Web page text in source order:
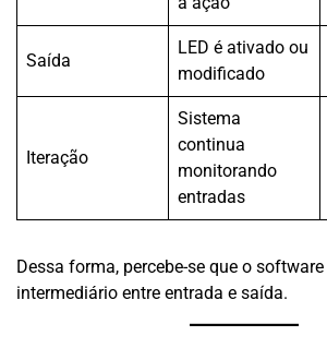
Saída
LED é ativado ou
modificado
Iteração
Sistema
continua
monitorando
entradas
Dessa forma, percebe-se que o
intermediário entre entrada e saída.